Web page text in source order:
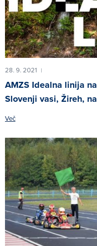
28. 9. 2021 |
AMZS Idealna linija
Slovenji vasi, Žireh,
Več